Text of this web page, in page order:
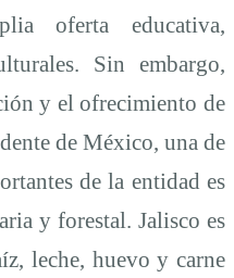
oferta educativa,
Sin embargo,
y el ofrecimiento de
de México, una de
de la entidad es
y forestal. Jalisco es
leche, huevo y carne